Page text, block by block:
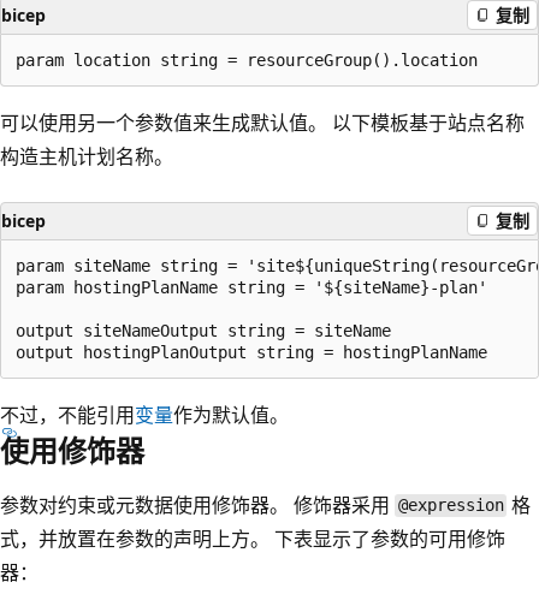
bicep 复制
可以使用另一个参数值来生成默认值。 以下模板基于站点名称
构造主机计划名称。
bicep 复制
param siteName string =
param hostingPlanName string = '${siteName}-plan'
output siteNameOutput string = siteName
不过，不能引用变量作为默认值。
使用修饰器
参数对约束或元数据使用修饰器。 修饰器采用 @expression 格
式，并放置在参数的声明上方。 下表显示了参数的可用修饰
器：